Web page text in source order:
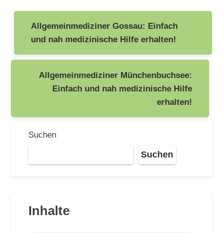
Beitragsnavigation
Allgemeinmediziner Gossau: Einfach
und nah medizinische Hilfe erhalten!
Allgemeinmediziner Münchenbuchsee:
Einfach und nah medizinische Hilfe
erhalten!
Suchen
Suchen
Inhalte